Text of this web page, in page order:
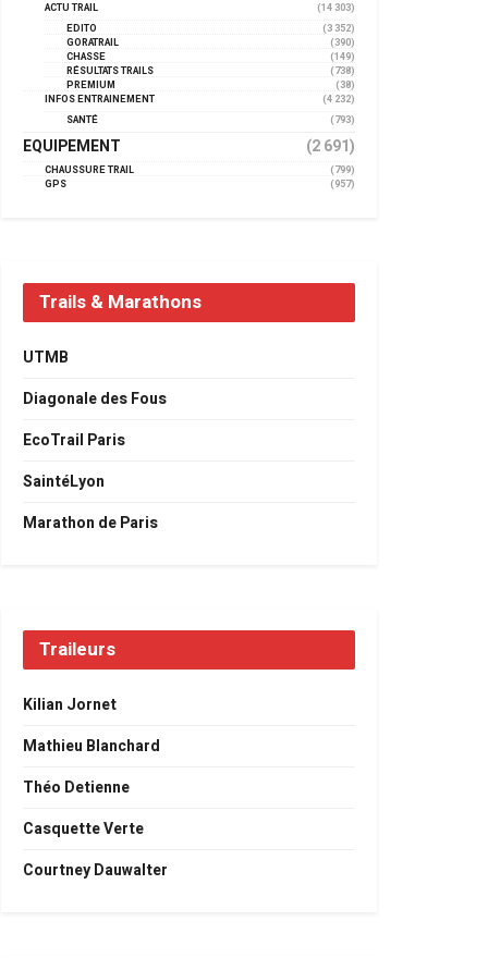
ACTU TRAIL
(14 303)
EDITO
(3 352)
GORATRAIL
(390)
CHASSE
(149)
RÉSULTATS TRAILS
(738)
PREMIUM
(38)
INFOS ENTRAINEMENT
(4 232)
SANTÉ
(793)
EQUIPEMENT (2 691)
CHAUSSURE TRAIL
(799)
GPS
(957)
Trails & Marathons
UTMB
Diagonale des Fous
EcoTrail Paris
SaintéLyon
Marathon de Paris
Traileurs
Kilian Jornet
Mathieu Blanchard
Théo Detienne
Casquette Verte
Courtney Dauwalter